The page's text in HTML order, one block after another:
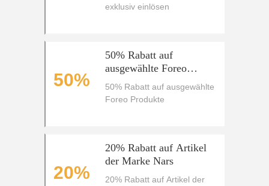
exklusiv einlösen
50%
50% Rabatt auf
ausgewählte Foreo
Produkte
50% Rabatt auf ausgewählte
Foreo Produkte
20%
20% Rabatt auf Artikel
der Marke Nars
20% Rabatt auf Artikel der